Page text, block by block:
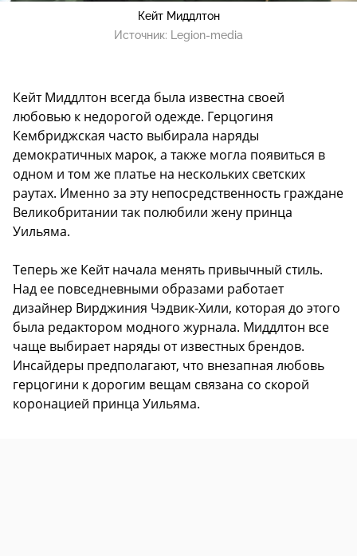
Кейт Миддлтон
Источник:
Legion-media
Кейт Миддлтон всегда была известна своей
любовью к недорогой одежде. Герцогиня
Кембриджская часто выбирала наряды
демократичных марок, а также могла появиться в
одном и том же платье на нескольких светских
раутах. Именно за эту непосредственность граждане
Великобритании так полюбили жену принца
Уильяма.
Теперь же Кейт начала менять привычный стиль.
Над ее повседневными образами работает
дизайнер Вирджиния Чэдвик-Хили, которая до этого
была редактором модного журнала. Миддлтон все
чаще выбирает наряды от известных брендов.
Инсайдеры предполагают, что внезапная любовь
герцогини к дорогим вещам связана со скорой
коронацией принца Уильяма.